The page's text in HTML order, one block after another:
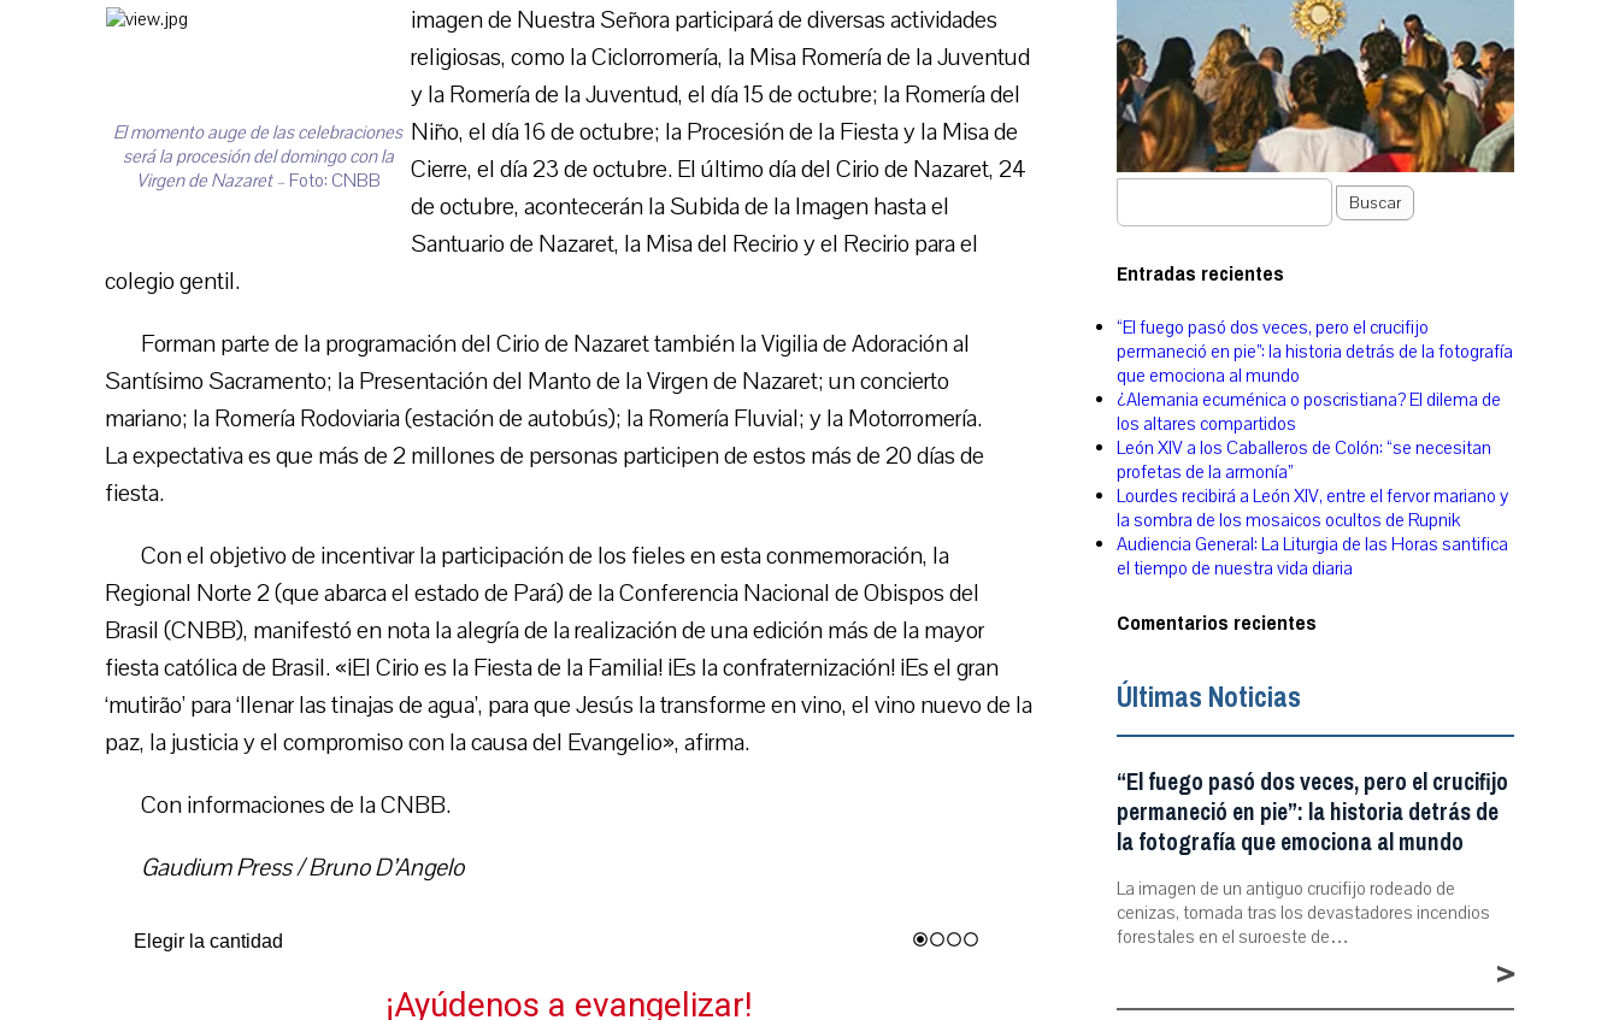
El momento auge de las celebraciones
será la procesión del domingo con la
Virgen de Nazaret – Foto: CNBB
imagen de Nuestra Señora participará de diversas actividades
religiosas, como la Ciclorromería, la Misa Romería de la Juventud
y la Romería de la Juventud, el día 15 de octubre; la Romería del
Niño, el día 16 de octubre; la Procesión de la Fiesta y la Misa de
Cierre, el día 23 de octubre. El último día del Cirio de Nazaret, 24
de octubre, acontecerán la Subida de la Imagen hasta el
Santuario de Nazaret, la Misa del Recirio y el Recirio para el
colegio gentil.
Forman parte de la programación del Cirio de Nazaret también la Vigilia de Adoración al
Santísimo Sacramento; la Presentación del Manto de la Virgen de Nazaret; un concierto
mariano; la Romería Rodoviaria (estación de autobús); la Romería Fluvial; y la Motorromería.
La expectativa es que más de 2 millones de personas participen de estos más de 20 días de
fiesta.
Con el objetivo de incentivar la participación de los fieles en esta conmemoración, la
Regional Norte 2 (que abarca el estado de Pará) de la Conferencia Nacional de Obispos del
Brasil (CNBB), manifestó en nota la alegría de la realización de una edición más de la mayor
fiesta católica de Brasil. «¡El Cirio es la Fiesta de la Familia! ¡Es la confraternización! ¡Es el gran
‘mutirão’ para ‘llenar las tinajas de agua’, para que Jesús la transforme en vino, el vino nuevo de la
paz, la justicia y el compromiso con la causa del Evangelio», afirma.
Con informaciones de la CNBB.
Gaudium Press / Bruno D’Angelo
Buscar
Entradas recientes
“El fuego pasó dos veces, pero el crucifijo
permaneció en pie”: la historia detrás de la fotografía
que emociona al mundo
¿Alemania ecuménica o poscristiana? El dilema de
los altares compartidos
León XIV a los Caballeros de Colón: “se necesitan
profetas de la armonía”
Lourdes recibirá a León XIV, entre el fervor mariano y
la sombra de los mosaicos ocultos de Rupnik
Audiencia General: La Liturgia de las Horas santifica
el tiempo de nuestra vida diaria
Comentarios recientes
Últimas Noticias
“El fuego pasó dos veces, pero el crucifijo
permaneció en pie”: la historia detrás de
la fotografía que emociona al mundo
La imagen de un antiguo crucifijo rodeado de
cenizas, tomada tras los devastadores incendios
forestales en el suroeste de…
>